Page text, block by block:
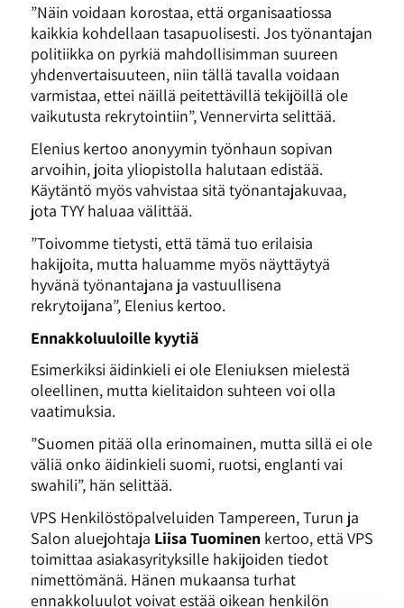
”Näin voidaan korostaa, että organisaatiossa
kaikkia kohdellaan tasapuolisesti. Jos työnantajan
politiikka on pyrkiä mahdollisimman suureen
yhdenvertaisuuteen, niin tällä tavalla voidaan
varmistaa, ettei näillä peitettävillä tekijöillä ole
vaikutusta rekrytointiin”, Vennervirta selittää.
Elenius kertoo anonyymin työnhaun sopivan
arvoihin, joita yliopistolla halutaan edistää.
Käytäntö myös vahvistaa sitä työnantajakuvaa,
jota TYY haluaa välittää.
”Toivomme tietysti, että tämä tuo erilaisia
hakijoita, mutta haluamme myös näyttäytyä
hyvänä työnantajana ja vastuullisena
rekrytoijana”, Elenius kertoo.
Ennakkoluuloille kyytiä
Esimerkiksi äidinkieli ei ole Eleniuksen mielestä
oleellinen, mutta kielitaidon suhteen voi olla
vaatimuksia.
”Suomen pitää olla erinomainen, mutta sillä ei ole
väliä onko äidinkieli suomi, ruotsi, englanti vai
swahili”, hän selittää.
VPS Henkilöstöpalveluiden Tampereen, Turun ja
Salon aluejohtaja Liisa Tuominenkertoo, että VPS
toimittaa asiakasyrityksille hakijoiden tiedot
nimettömänä. Hänen mukaansa turhat
ennakkoluulot voivat estää oikean henkilön